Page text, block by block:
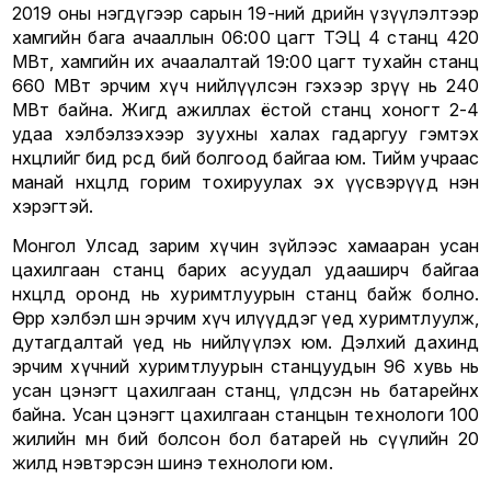
2019 оны нэгдүгээр сарын 19-ний өдрийн үзүүлэлтээр
хамгийн бага ачааллын 06:00 цагт ТЭЦ 4 станц 420
МВт, хамгийн их ачаалалтай 19:00 цагт тухайн станц
660 МВт эрчим хүч нийлүүлсэн гэхээр зөрүү нь 240
МВт байна. Жигд ажиллах ёстой станц хоногт 2-4
удаа хэлбэлзэхээр зуухны халах гадаргуу гэмтэх
нөхцөлийг бид өөрсдөө бий болгоод байгаа юм. Тийм учраас
манай нөхцөлд горим тохируулах эх үүсвэрүүд нэн
хэрэгтэй.
Монгол Улсад зарим хүчин зүйлээс хамааран усан
цахилгаан станц барих асуудал удааширч байгаа
нөхцөлд оронд нь хуримтлуурын станц байж болно.
Өөрөөр хэлбэл шөнө эрчим хүч илүүддэг үед хуримтлуулж,
дутагдалтай үед нь нийлүүлэх юм. Дэлхий дахинд
эрчим хүчний хуримтлуурын станцуудын 96 хувь нь
усан цэнэгт цахилгаан станц, үлдсэн нь батарейнх
байна. Усан цэнэгт цахилгаан станцын технологи 100
жилийн өмнө бий болсон бол батарей нь сүүлийн 20
жилд нэвтэрсэн шинэ технологи юм.